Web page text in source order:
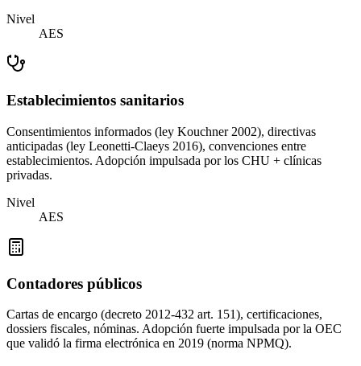
Nivel
AES
Establecimientos sanitarios
Consentimientos informados (ley Kouchner 2002), directivas
anticipadas (ley Leonetti-Claeys 2016), convenciones entre
establecimientos. Adopción impulsada por los CHU + clínicas
privadas.
Nivel
AES
Contadores públicos
Cartas de encargo (decreto 2012-432 art. 151), certificaciones,
dossiers fiscales, nóminas. Adopción fuerte impulsada por la OEC
que validó la firma electrónica en 2019 (norma NPMQ).